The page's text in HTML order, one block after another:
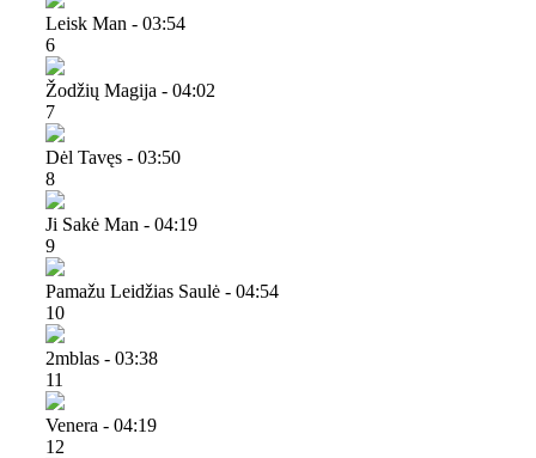
Leisk Man - 03:54
6
Žodžių Magija - 04:02
7
Dėl Tavęs - 03:50
8
Ji Sakė Man - 04:19
9
Pamažu Leidžias Saulė - 04:54
10
2mblas - 03:38
11
Venera - 04:19
12